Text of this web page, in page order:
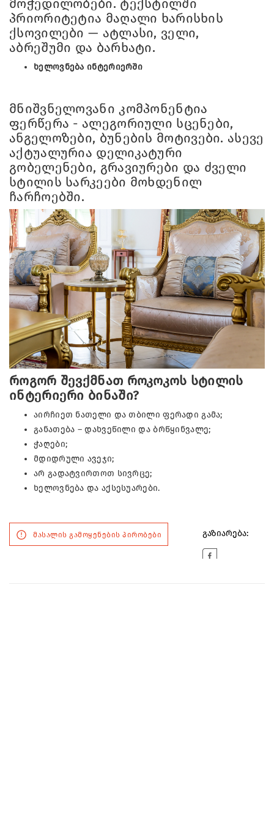
მოჭედილობები. ტექსტილში
პრიორიტეტია მაღალი ხარისხის
ქსოვილები — ატლასი, ველი,
აბრეშუმი და ბარხატი.
ხელოვნება ინტერიერში
მნიშვნელოვანი კომპონენტია
ფერწერა - ალეგორიული სცენები,
ანგელოზები, ბუნების მოტივები. ასევე
აქტუალურია დელიკატური
გობელენები, გრავიურები და ძველი
სტილის სარკეები მოხდენილ
ჩარჩოებში.
როგორ შევქმნათ როკოკოს სტილის
ინტერიერი ბინაში?
აირჩიეთ ნათელი და თბილი ფერადი გამა;
განათება – დახვეწილი და ბრწყინვალე;
ჭაღები;
მდიდრული ავეჯი;
არ გადატვირთოთ სივრცე;
ხელოვნება და აქსესუარები.
მასალის გამოყენების პირობები გაზიარება: